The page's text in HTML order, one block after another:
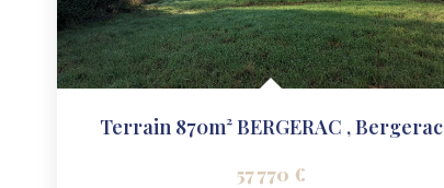
Terrain 870m² BERGERAC ,Bergerac
57 770 €